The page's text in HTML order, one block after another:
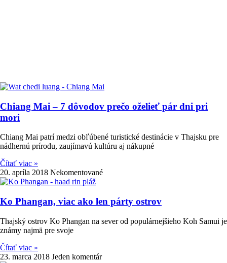
Chiang Mai – 7 dôvodov prečo oželieť pár dni pri
mori
Chiang Mai patrí medzi obľúbené turistické destinácie v Thajsku pre
nádhernú prírodu, zaujímavú kultúru aj nákupné
Čítať viac »
20. apríla 2018 Nekomentované
Ko Phangan, viac ako len párty ostrov
Thajský ostrov Ko Phangan na sever od populárnejšieho Koh Samui je
známy najmä pre svoje
Čítať viac »
23. marca 2018 Jeden komentár